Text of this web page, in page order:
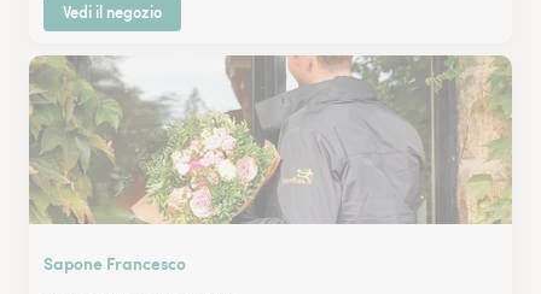
Vedi il negozio
Sapone Francesco